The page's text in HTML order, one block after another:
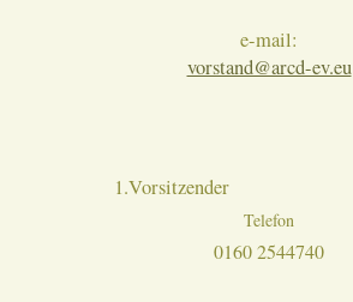
e-mail:
vorstand@arcd-ev.eu
1.Vorsitzender
Telefon
0160 2544740